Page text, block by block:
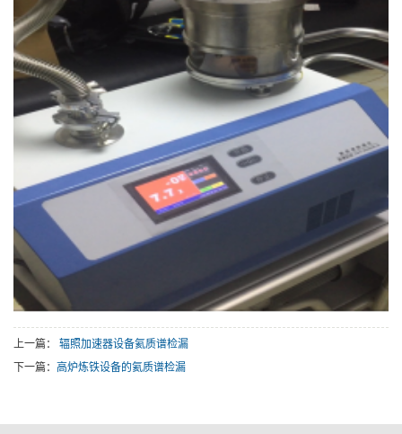
上一篇： 辐照加速器设备氦质谱检漏
下一篇： 高炉炼铁设备的氦质谱检漏